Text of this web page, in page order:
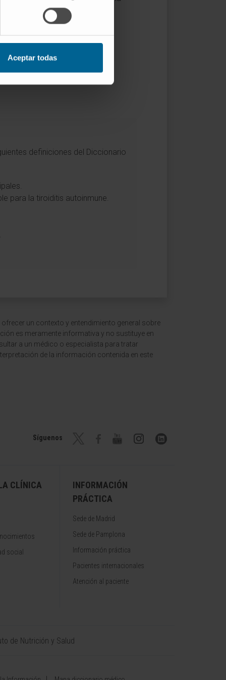
Aceptar todas
definiciones del Diccionario
para la tiroiditis autoinmune.
un contexto y entendimiento general sobre
es meramente informativa y no sustituye en
a un médico o especialista para tratar
de la información contenida en este
Síguenos
CLÍNICA
social
INFORMACIÓN
PRÁCTICA
Sede de Madrid
Sede de Pamplona
Información práctica
Pacientes internacionales
Atención al paciente
de Nutrición y Salud